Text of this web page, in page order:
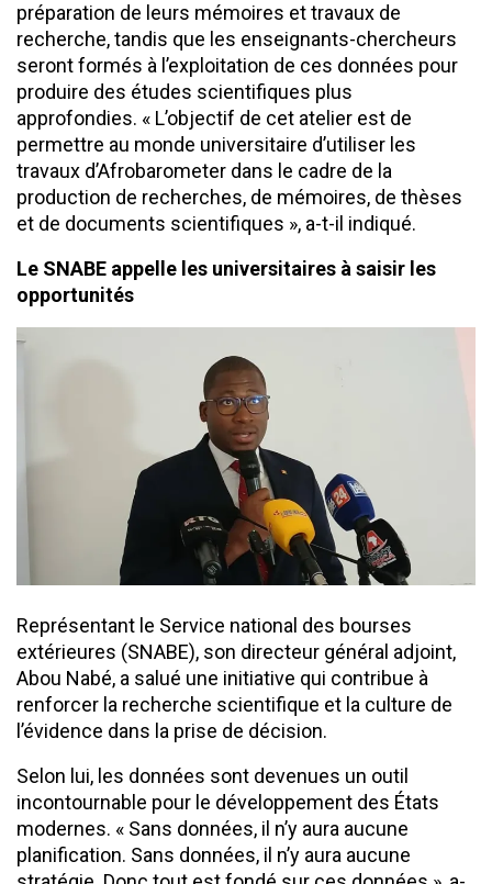
préparation de leurs mémoires et travaux de
recherche, tandis que les enseignants-chercheurs
seront formés à l’exploitation de ces données pour
produire des études scientifiques plus
approfondies. « L’objectif de cet atelier est de
permettre au monde universitaire d’utiliser les
travaux d’Afrobarometer dans le cadre de la
production de recherches, de mémoires, de thèses
et de documents scientifiques », a-t-il indiqué.
Le SNABE appelle les universitaires à saisir les
opportunités
Représentant le Service national des bourses
extérieures (SNABE), son directeur général adjoint,
Abou Nabé, a salué une initiative qui contribue à
renforcer la recherche scientifique et la culture de
l’évidence dans la prise de décision.
Selon lui, les données sont devenues un outil
incontournable pour le développement des États
modernes. « Sans données, il n’y aura aucune
planification. Sans données, il n’y aura aucune